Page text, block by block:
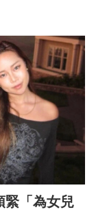
緊「為女兒